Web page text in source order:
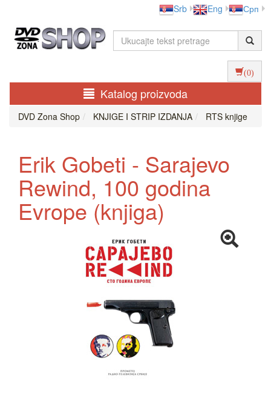
Srb Eng Срп
(0)
Katalog proizvoda
DVD Zona Shop KNJIGE I STRIP IZDANJA RTS knjige
Erik Gobeti - Sarajevo
Rewind, 100 godina
Evrope (knjiga)